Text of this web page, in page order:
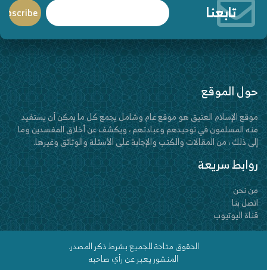
تابعنا
حول الموقع
موقع الإسلام العتيق هو موقع عام وشامل يجمع كل ما يمكن أن يستفيد
منه المسلمون في توحيدهم وعبادتهم ، ويكشف عن أخلاق المفسدين وما
إلى ذلك ، من المقالات والكتب والإجابة على الأسئلة والوثائق وغيرها.
روابط سريعة
من نحن
اتصل بنا
قناة اليوتيوب
الحقوق متاحة للجميع بشرط ذكر المصدر.
المنشور يعبر عن رأي صاحبه